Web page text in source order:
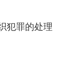
犯罪的处理